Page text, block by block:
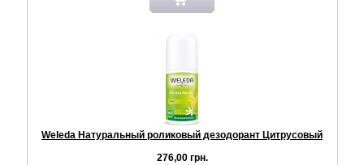
Weleda Натуральный роликовый дезодорант Цитрусовый
276,00 грн.